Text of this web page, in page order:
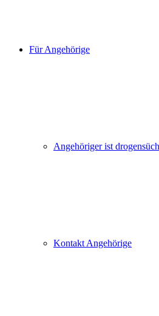
Für Angehörige
Angehöriger ist
Kontakt Angehörige